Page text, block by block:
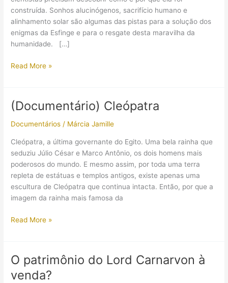
construída. Sonhos alucinógenos, sacrifício humano e
alinhamento solar são algumas das pistas para a solução dos
enigmas da Esfinge e para o resgate desta maravilha da
humanidade. […]
(Documentário)
Esfinge
Read More »
(Documentário) Cleópatra
Documentários / Márcia Jamille
Cleópatra, a última governante do Egito. Uma bela rainha que
seduziu Júlio César e Marco Antônio, os dois homens mais
poderosos do mundo. E mesmo assim, por toda uma terra
repleta de estátuas e templos antigos, existe apenas uma
escultura de Cleópatra que continua intacta. Então, por que a
imagem da rainha mais famosa da
(Documentário)
Read More »
O patrimônio do Lord Carnarvon à
venda?